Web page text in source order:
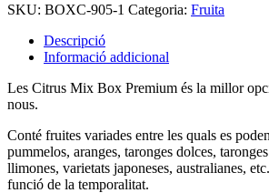
SKU: BOXC-905-1 Categoria: Fruita
Descripció
Informació addicional
Les Citrus Mix Box Premium és la millor
nous.
Conté fruites variades entre les quals es
pummelos, aranges, taronges dolces,
llimones, varietats japoneses, australianes,
funció de la temporalitat.